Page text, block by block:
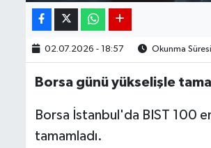
02.07.2026 - 18:57 Okunma
Borsa günü yükselişle
Borsa İstanbul'da BIST 100
tamamladı.